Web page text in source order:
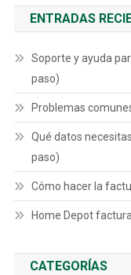
ENTRADAS
Soporte y ayuda
paso)
Problemas
Qué datos
paso)
Cómo hacer la
Home Depot
CATEGORÍAS